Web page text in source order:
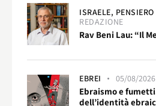
ISRAELE, PENSIERO
REDAZIONE
Rav Beni Lau: “Il
EBREI 05/08/2026
Ebraismo e
dell’identità